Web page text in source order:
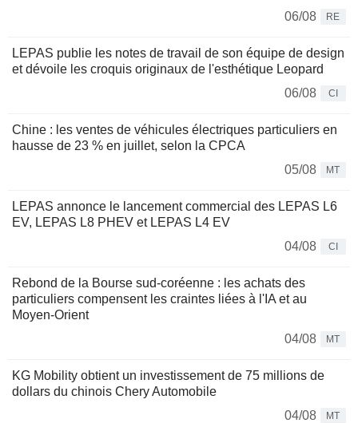
06/08
RE
LEPAS publie les notes de travail de son équipe de design
et dévoile les croquis originaux de l'esthétique Leopard
06/08
CI
Chine : les ventes de véhicules électriques particuliers en
hausse de 23 % en juillet, selon la CPCA
05/08
MT
LEPAS annonce le lancement commercial des LEPAS L6
EV, LEPAS L8 PHEV et LEPAS L4 EV
04/08
CI
Rebond de la Bourse sud-coréenne : les achats des
particuliers compensent les craintes liées à l'IA et au
Moyen-Orient
04/08
MT
KG Mobility obtient un investissement de 75 millions de
dollars du chinois Chery Automobile
04/08
MT